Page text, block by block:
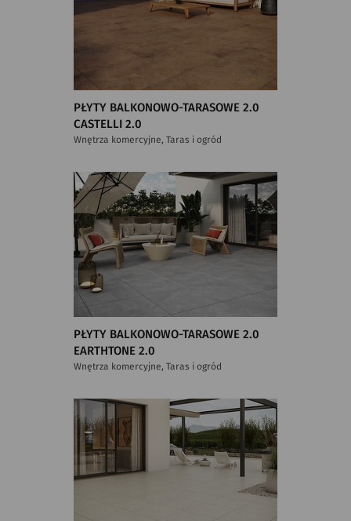
PŁYTY BALKONOWO-TARASOWE 2.0
CASTELLI 2.0
Wnętrza komercyjne, Taras i ogród
PŁYTY BALKONOWO-TARASOWE 2.0
EARTHTONE 2.0
Wnętrza komercyjne, Taras i ogród